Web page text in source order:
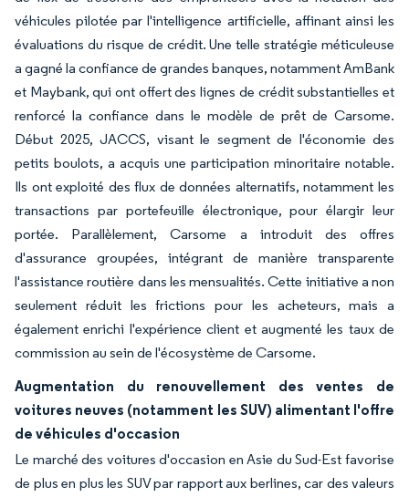
véhicules pilotée par l'intelligence artificielle, affinant ainsi les
évaluations du risque de crédit. Une telle stratégie méticuleuse
a gagné la confiance de grandes banques, notamment AmBank
et Maybank, qui ont offert des lignes de crédit substantielles et
renforcé la confiance dans le modèle de prêt de Carsome.
Début 2025, JACCS, visant le segment de l'économie des
petits boulots, a acquis une participation minoritaire notable.
Ils ont exploité des flux de données alternatifs, notamment les
transactions par portefeuille électronique, pour élargir leur
portée. Parallèlement, Carsome a introduit des offres
d'assurance groupées, intégrant de manière transparente
l'assistance routière dans les mensualités. Cette initiative a non
seulement réduit les frictions pour les acheteurs, mais a
également enrichi l'expérience client et augmenté les taux de
commission au sein de l'écosystème de Carsome.
Augmentation du renouvellement des ventes de
voitures neuves (notamment les SUV) alimentant l'offre
de véhicules d'occasion
Le marché des voitures d'occasion en Asie du Sud-Est favorise
de plus en plus les SUV par rapport aux berlines, car des valeurs